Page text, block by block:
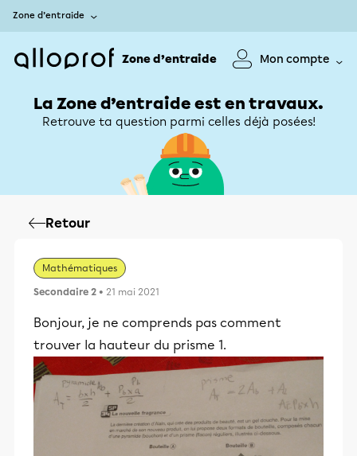
Zone d’entraide
Zone d’entraide Mon compte
La Zone d’entraide est en travaux.
Retrouve ta question parmi celles déjà posées!
Retour
Mathématiques
Secondaire 2 • 21 mai 2021
Bonjour, je ne comprends pas comment
trouver la hauteur du prisme 1.